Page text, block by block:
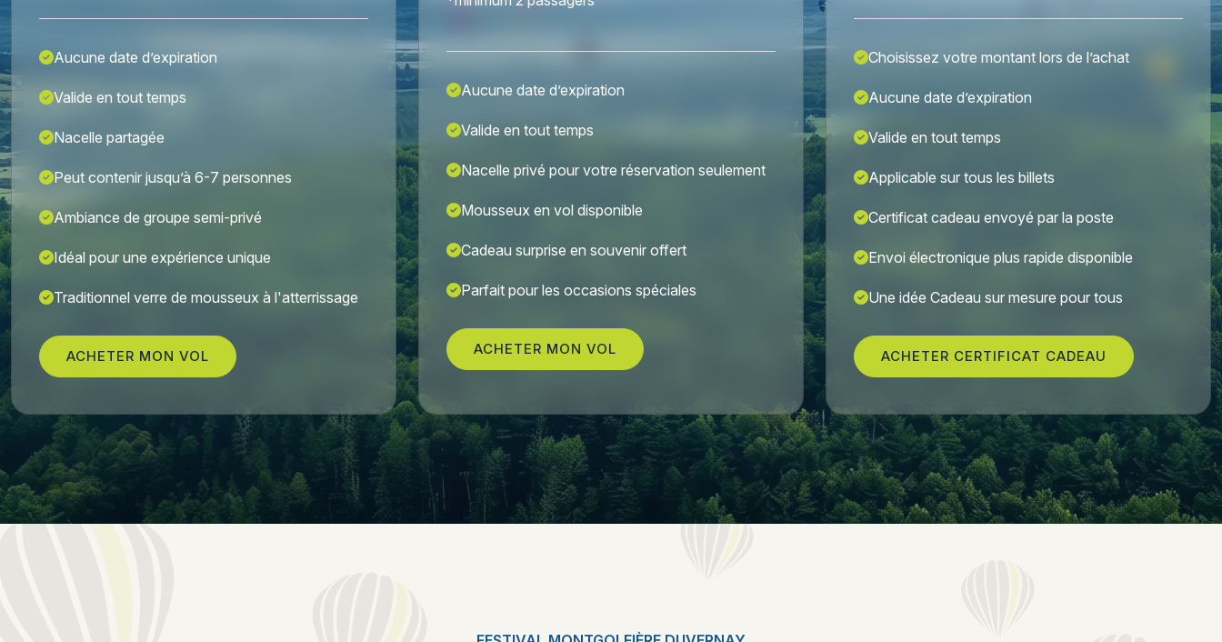
Aucune date d’expiration
Valide en tout temps
Nacelle partagée
Peut contenir jusqu’à 6-7 personnes
Ambiance de groupe semi-privé
Idéal pour une expérience unique
Traditionnel verre de mousseux à l'atterrissage
ACHETER MON VOL
Aucune date d’expiration
Valide en tout temps
Nacelle privé pour votre réservation seulement
Mousseux en vol disponible
Cadeau surprise en souvenir offert
Parfait pour les occasions spéciales
ACHETER MON VOL
Choisissez votre montant lors de l’achat
Aucune date d’expiration
Valide en tout temps
Applicable sur tous les billets
Certificat cadeau envoyé par la poste
Envoi électronique plus rapide disponible
Une idée Cadeau sur mesure pour tous
ACHETER CERTIFICAT CADEAU